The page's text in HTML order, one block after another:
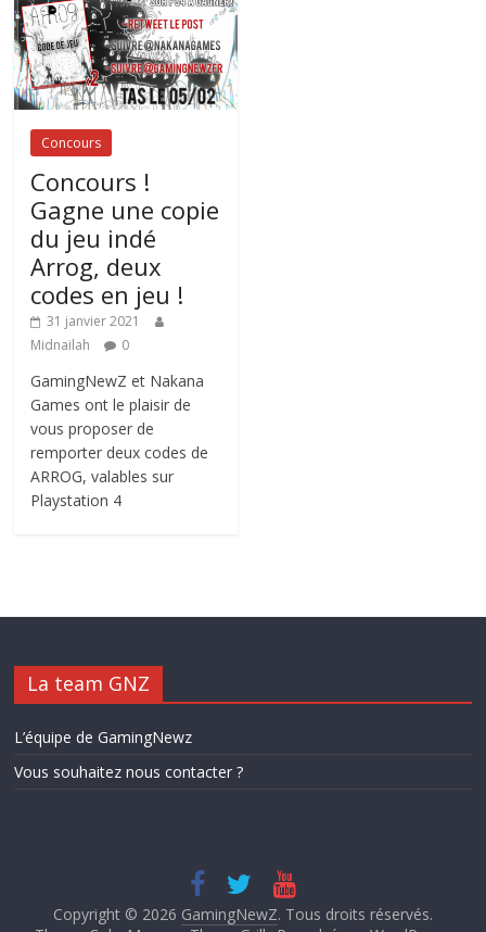
Concours
Concours !
Gagne une copie
du jeu indé
Arrog, deux
codes en jeu !
31 janvier 2021
Midnailah
0
GamingNewZ et Nakana
Games ont le plaisir de
vous proposer de
remporter deux codes de
ARROG, valables sur
Playstation 4
La team GNZ
L’équipe de GamingNewz
Vous souhaitez nous contacter ?
Copyright © 2026 GamingNewZ. Tous droits réservés.